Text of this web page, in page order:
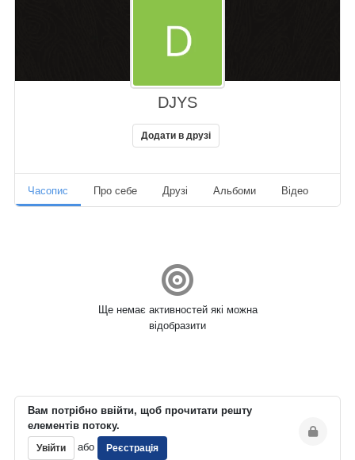
DJYS
Додати в друзі
Часопис Про себе Друзі Альбоми Відео
Ще немає активностей які можна
відобразити
Вам потрібно ввійти, щоб прочитати решту
елементів потоку.
Увійти або Реєстрація